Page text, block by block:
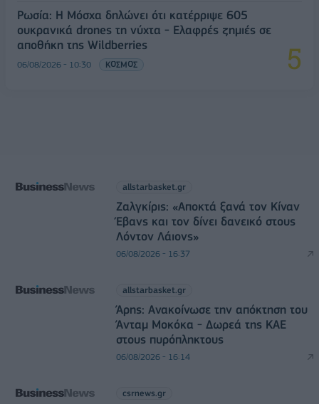
Ρωσία: Η Μόσχα δηλώνει ότι κατέρριψε 605
ουκρανικά drones τη νύχτα - Ελαφρές ζημιές σε
αποθήκη της Wildberries
06/08/2026 - 10:30 ΚΟΣΜΟΣ
allstarbasket.gr
Ζαλγκίρις: «Αποκτά ξανά τον Κίναν
Έβανς και τον δίνει δανεικό στους
Λόντον Λάιονς»
06/08/2026 - 16:37
allstarbasket.gr
Άρης: Ανακοίνωσε την απόκτηση του
Άνταμ Μοκόκα - Δωρεά της ΚΑΕ
στους πυρόπληκτους
06/08/2026 - 16:14
csrnews.gr